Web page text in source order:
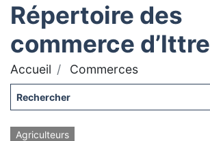
Répertoire des
commerce d’Ittre
Accueil Commerces
Agriculteurs